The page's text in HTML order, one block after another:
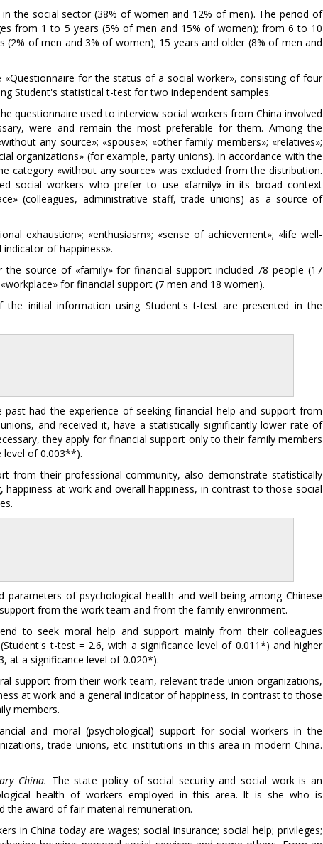
the social sector (38% of women and 12% of men). The period of
from 1 to 5 years (5% of men and 15% of women); from 6 to 10
of men and 3% of women); 15 years and older (8% of men and
for the status of a social worker», consisting of four
Student's statistical t-test for two independent samples.
questionnaire used to interview social workers from China involved
were and remain the most preferable for them. Among the
any source»; «spouse»; «other family members»; «relatives»;
organizations» (for example, party unions). In accordance with the
category «without any source» was excluded from the distribution.
social workers who prefer to use «family» in its broad context
(colleagues, administrative staff, trade unions) as a source of
exhaustion»; «enthusiasm»; «sense of achievement»; «life well-
indicator of happiness».
source of «family» for financial support included 78 people (17
for financial support (7 men and 18 women).
the initial information using Student's t-test are presented in the
had the experience of seeking financial help and support from
and received it, have a statistically significantly lower rate of
they apply for financial support only to their family members
level of 0.003**).
from their professional community, also demonstrate statistically
at work and overall happiness, in contrast to those social
of psychological health and well-being among Chinese
from the work team and from the family environment.
to seek moral help and support mainly from their colleagues
t-test = 2.6, with a significance level of 0.011*) and higher
at a significance level of 0.020*).
support from their work team, relevant trade union organizations,
at work and a general indicator of happiness, in contrast to those
members.
and moral (psychological) support for social workers in the
trade unions, etc. institutions in this area in modern China.
China. The state policy of social security and social work is an
health of workers employed in this area. It is she who is
the award of fair material remuneration.
in China today are wages; social insurance; social help; privileges;